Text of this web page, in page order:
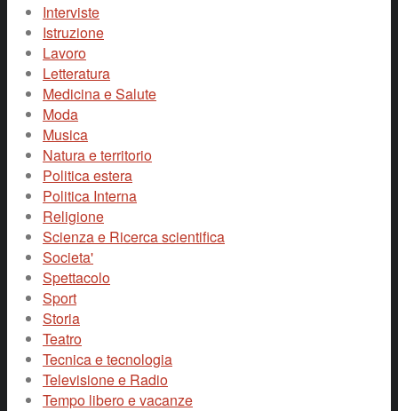
Interviste
Istruzione
Lavoro
Letteratura
Medicina e Salute
Moda
Musica
Natura e territorio
Politica estera
Politica Interna
Religione
Scienza e Ricerca scientifica
Societa'
Spettacolo
Sport
Storia
Teatro
Tecnica e tecnologia
Televisione e Radio
Tempo libero e vacanze